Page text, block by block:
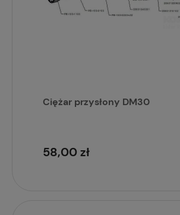
Ciężar przysłony DM30
58,00 zł